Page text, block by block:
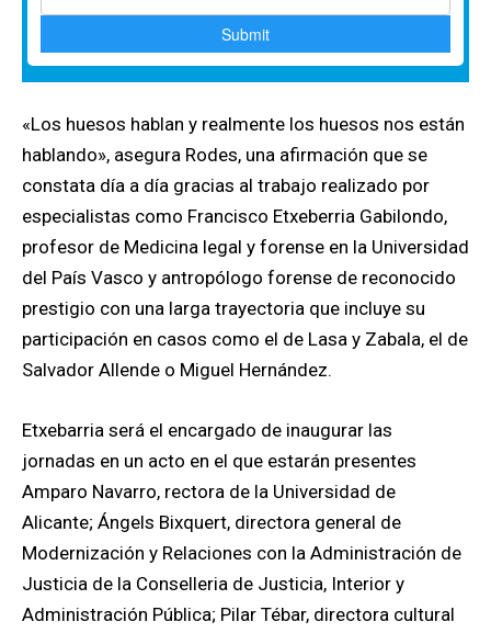
«Los huesos hablan y realmente los huesos nos están
hablando», asegura Rodes, una afirmación que se
constata día a día gracias al trabajo realizado por
especialistas como Francisco Etxeberria Gabilondo,
profesor de Medicina legal y forense en la Universidad
del País Vasco y antropólogo forense de reconocido
prestigio con una larga trayectoria que incluye su
participación en casos como el de Lasa y Zabala, el de
Salvador Allende o Miguel Hernández.
Etxebarria será el encargado de inaugurar las
jornadas en un acto en el que estarán presentes
Amparo Navarro, rectora de la Universidad de
Alicante; Ángels Bixquert, directora general de
Modernización y Relaciones con la Administración de
Justicia de la Conselleria de Justicia, Interior y
Administración Pública; Pilar Tébar, directora cultural